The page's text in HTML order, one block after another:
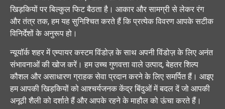
खिड़कियों पर बिल्कुल फिट बैठता है। आकार और सामग्री से लेकर रंग
और तंत्र तक, हम यह सुनिश्चित करते हैं कि प्रत्येक विवरण आपके सटीक
विनिर्देशों के अनुरूप हो।
न्यूयॉर्क शहर में एम्पायर कस्टम विंडोज़ के साथ अपनी विंडोज़ के लिए अनंत
संभावनाओं की खोज करें। हम उच्च गुणवत्ता वाले उत्पाद, बेहतर शिल्प
कौशल और असाधारण ग्राहक सेवा प्रदान करने के लिए समर्पित हैं। आइए
हम आपकी खिड़कियों को आश्चर्यजनक केंद्र बिंदुओं में बदल दें जो आपकी
अनूठी शैली को दर्शाते हैं और आपके रहने के माहौल को ऊंचा करते हैं।